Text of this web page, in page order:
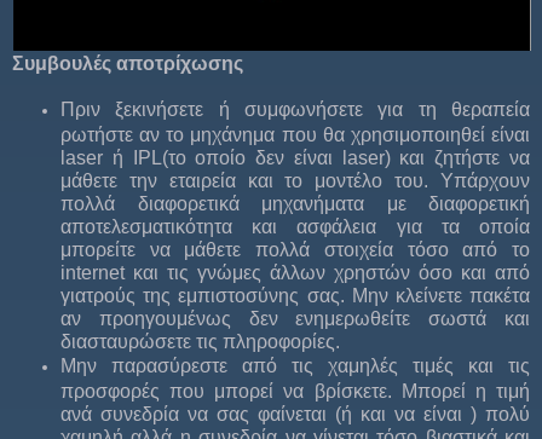
Συμβουλές αποτρίχωσης
Πριν ξεκινήσετε ή συμφωνήσετε για τη θεραπεία
ρωτήστε αν το μηχάνημα που θα χρησιμοποιηθεί είναι
laser ή IPL(το οπoίο δεν είναι laser) και ζητήστε να
μάθετε την εταιρεία και το μοντέλο του. Υπάρχουν
πολλά διαφορετικά μηχανήματα με διαφορετική
αποτελεσματικότητα και ασφάλεια για τα οποία
μπορείτε να μάθετε πολλά στοιχεία τόσο από το
internet και τις γνώμες άλλων χρηστών όσο και από
γιατρούς της εμπιστοσύνης σας. Μην κλείνετε πακέτα
αν προηγουμένως δεν ενημερωθείτε σωστά και
διασταυρώσετε τις πληροφορίες.
Μην παρασύρεστε από τις χαμηλές τιμές και τις
προσφορές που μπορεί να βρίσκετε. Μπορεί η τιμή
ανά συνεδρία να σας φαίνεται (ή και να είναι ) πολύ